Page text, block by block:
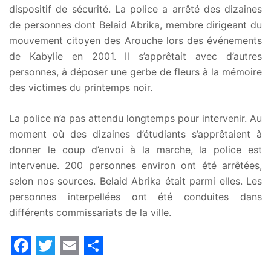
dispositif de sécurité. La police a arrêté des dizaines
de personnes dont Belaid Abrika, membre dirigeant du
mouvement citoyen des Arouche lors des événements
de Kabylie en 2001. Il s’apprêtait avec d’autres
personnes, à déposer une ‎gerbe de fleurs à la mémoire
des victimes du printemps noir.
La police n’a pas attendu longtemps pour intervenir. Au
moment où des dizaines d’étudiants s’apprêtaient à
donner le coup d’envoi à la marche, la police est
intervenue. 200 personnes environ ont été arrêtées,
selon nos sources. Belaid Abrika était parmi elles. Les
personnes interpellées ont été conduites dans
différents commissariats de la ville.